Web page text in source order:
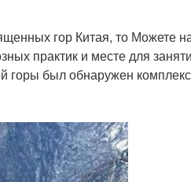
гор Китая, то Можете
практик и месте для
горы был обнаружен